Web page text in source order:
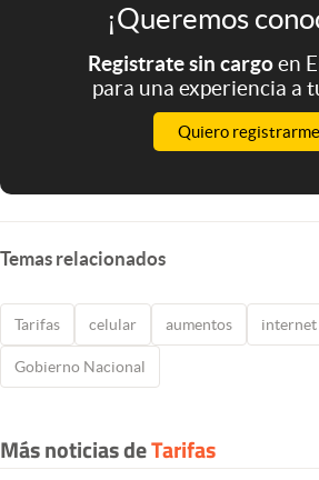
¡Queremos
Registrate sin cargoen
para una experiencia a
Quiero registrarme
Temas relacionados
Tarifas celular aumentos internet
Gobierno Nacional
Más noticias deTarifas